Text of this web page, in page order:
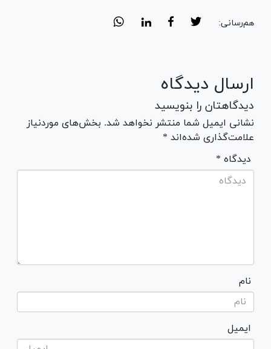
هم‌رسانی:
ارسال دیدگاه
دیدگاهتان را بنویسید
نشانی ایمیل شما منتشر نخواهد شد. بخش‌های موردنیاز
علامت‌گذاری شده‌اند *
* دیدگاه
نام
ایمیل